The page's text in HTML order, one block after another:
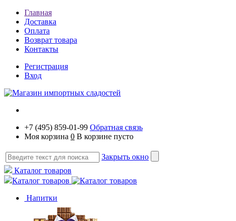
Главная
Доставка
Оплата
Возврат товара
Контакты
Регистрация
Вход
+7 (495) 859-01-99 Обратная связь
Моя корзина 0 В корзине пусто
Закрыть окно
Каталог товаров
Каталог товаров
Напитки